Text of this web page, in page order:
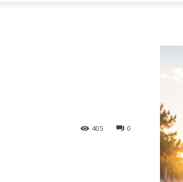
0
405